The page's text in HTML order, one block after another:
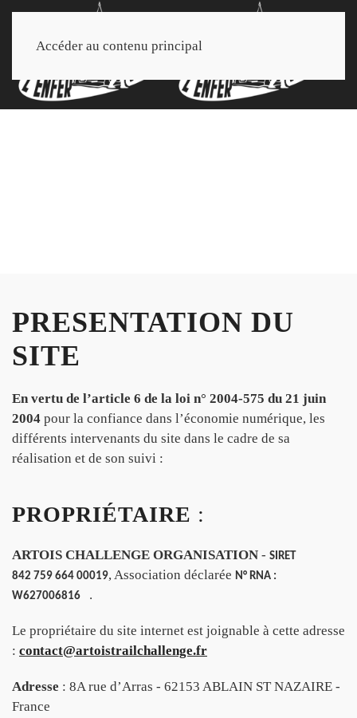
Accéder au contenu principal
PRESENTATION DU
SITE
En vertu de l’article 6 de la loi n° 2004-575 du 21 juin
2004 pour la confiance dans l’économie numérique, les
différents intervenants du site dans le cadre de sa
réalisation et de son suivi :
PROPRIÉTAIRE :
ARTOIS CHALLENGE ORGANISATION - SIRET
842 759 664 00019, Association déclarée N° RNA :
W627006816
.
Le propriétaire du site internet est joignable à cette adresse
: contact@artoistrailchallenge.fr
Adresse : 8A rue d’Arras - 62153 ABLAIN ST NAZAIRE -
France